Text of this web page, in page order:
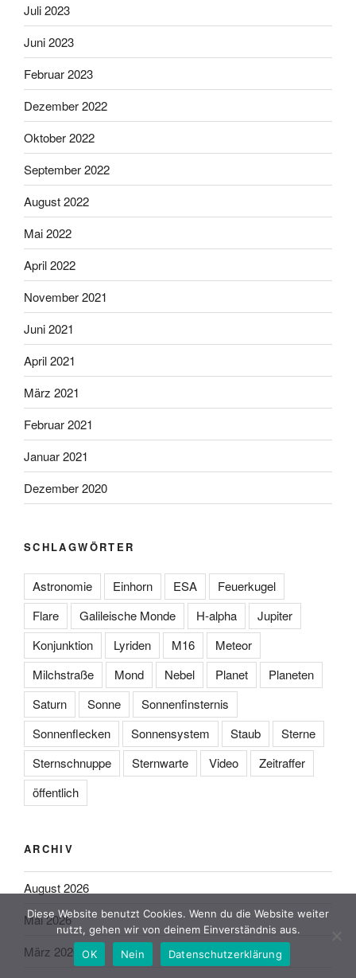
Juli 2023
Juni 2023
Februar 2023
Dezember 2022
Oktober 2022
September 2022
August 2022
Mai 2022
April 2022
November 2021
Juni 2021
April 2021
März 2021
Februar 2021
Januar 2021
Dezember 2020
SCHLAGWÖRTER
Astronomie Einhorn ESA
Feuerkugel
Flare
Galileische Monde H-alpha
Jupiter
Konjunktion
Lyriden M16
Meteor
Milchstraße
Mond Nebel Planet
Planeten
Saturn
Sonne
Sonnenfinsternis
Sonnenflecken
Sonnensystem Staub
Sterne
Sternschnuppe
Sternwarte Video
Zeitraffer
öffentlich
ARCHIV
August 2026
Mai 2026
März 2026
Diese Website benutzt Cookies. Wenn du die Website weiter
nutzt, gehen wir von deinem Einverständnis aus.
OK
Nein Datenschutzerklärung